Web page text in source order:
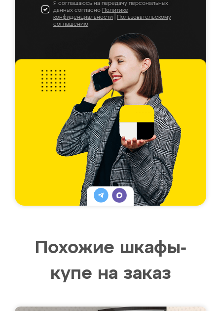
Я соглашаюсь на передачу персональных
данных согласно Политике
конфиденциальности
Пользовательскому
соглашению
Похожие шкафы-
купе на заказ